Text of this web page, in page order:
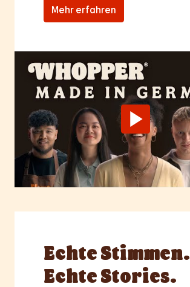
Mehr erfahren
EchteStimmen.
Echte Stories.